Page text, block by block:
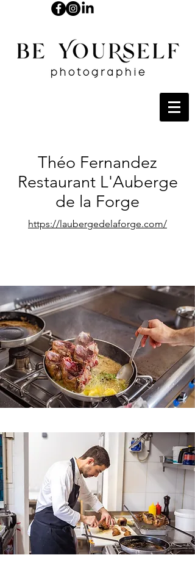
Théo Fernandez
Restaurant L'Auberge
de la Forge
https://laubergedelaforge.com/